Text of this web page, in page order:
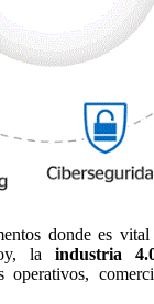
donde es
laindustria
operativos,